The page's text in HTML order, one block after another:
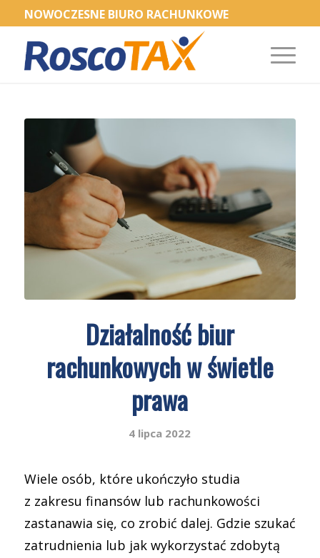
NOWOCZESNE BIURO RACHUNKOWE
Działalność biur
rachunkowych w świetle
prawa
4 lipca 2022
Wiele osób, które ukończyło studia
z zakresu finansów lub rachunkowości
zastanawia się, co zrobić dalej. Gdzie szukać
zatrudnienia lub jak wykorzystać zdobytą